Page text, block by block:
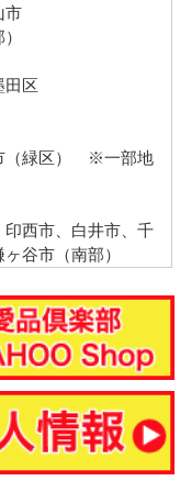
市
田区
（緑区） ※一部地
西市、白井市、千
谷市（南部）